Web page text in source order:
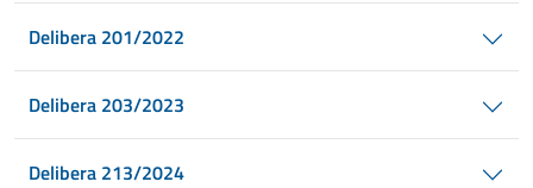
Delibera 201/2022
Delibera 203/2023
Delibera 213/2024